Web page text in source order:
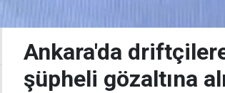
Ankara'da
şüpheli gözaltına